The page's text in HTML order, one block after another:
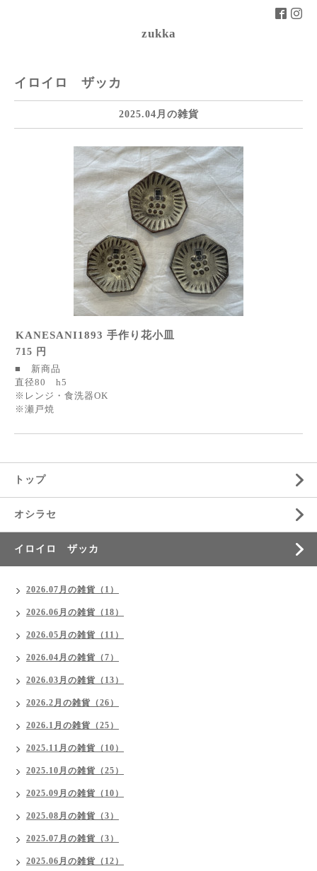
zukka
イロイロ ザッカ
2025.04月の雑貨
KANESANI1893 手作り花小皿
715 円
■ 新商品
直径80 h5
※レンジ・食洗器OK
※瀬戸焼
トップ
オシラセ
イロイロ ザッカ
2026.07月の雑貨（1）
2026.06月の雑貨（18）
2026.05月の雑貨（11）
2026.04月の雑貨（7）
2026.03月の雑貨（13）
2026.2月の雑貨（26）
2026.1月の雑貨（25）
2025.11月の雑貨（10）
2025.10月の雑貨（25）
2025.09月の雑貨（10）
2025.08月の雑貨（3）
2025.07月の雑貨（3）
2025.06月の雑貨（12）